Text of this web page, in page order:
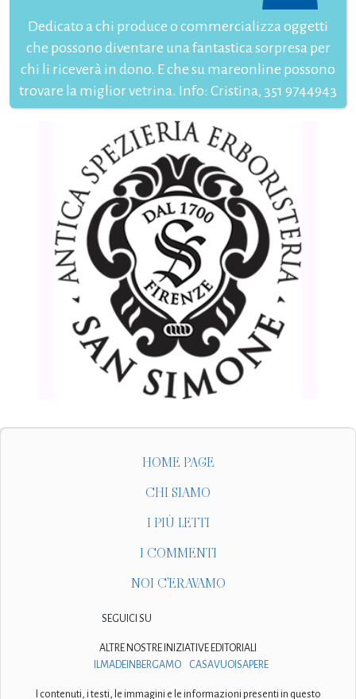
Dedicato a chi produce o commercializza oggetti
che possono diventare una fantastica sorpresa per
chi li riceverà in dono. E che su mareonline possono
trovare la miglior vetrina. Info: Cristina, 351 9744943
HOME PAGE
CHI SIAMO
I PIÙ LETTI
I COMMENTI
NOI C'ERAVAMO
SEGUICI SU
ALTRE NOSTRE INIZIATIVE EDITORIALI
ILMADEINBERGAMO
CASAVUOISAPERE
I contenuti, i testi, le immagini e le informazioni presenti in questo